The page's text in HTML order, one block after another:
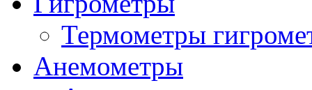
Термометры
Анемометры